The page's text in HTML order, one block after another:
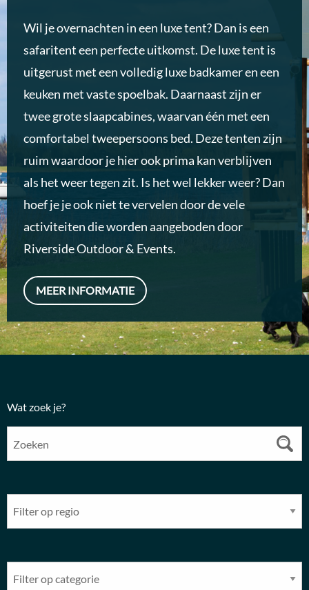
Wil je overnachten in een luxe tent? Dan is een
safaritent een perfecte uitkomst. De luxe tent is
uitgerust met een volledig luxe badkamer en een
keuken met vaste spoelbak. Daarnaast zijn er
twee grote slaapcabines, waarvan één met een
comfortabel tweepersoons bed. Deze tenten zijn
ruim waardoor je hier ook prima kan verblijven
als het weer tegen zit. Is het wel lekker weer? Dan
hoef je je ook niet te vervelen door de vele
activiteiten die worden aangeboden door
Riverside Outdoor & Events.
MEER INFORMATIE
Wat zoek je?